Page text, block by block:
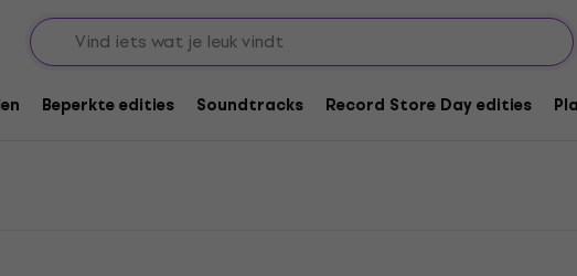
Beperkte edities Soundtracks Record Store Day edities